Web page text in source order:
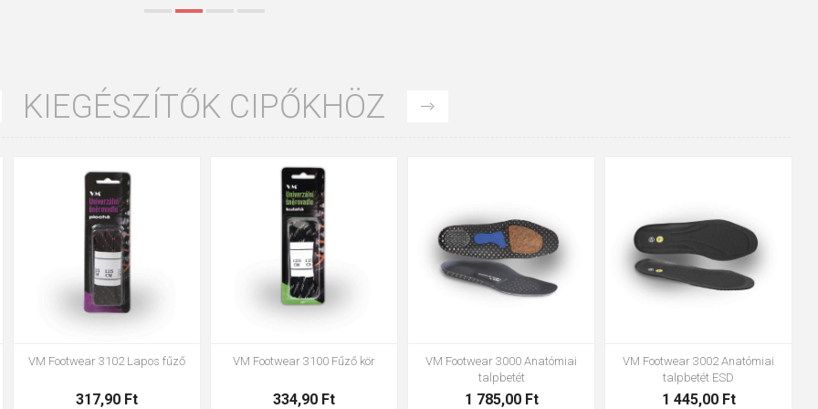
KIEGÉSZÍTŐK CIPŐKHÖZ
VM Footwear 3002 Anatómiai
1 445,00 Ft
37 39
47
VM Footwear 3900 cipőtisztító
663,00 Ft
VM Footwear 3600 Impregnáló
vízzáró
4 063,00 Ft
Bennon ABSORBA XTR ESD betét
1 683,00 Ft